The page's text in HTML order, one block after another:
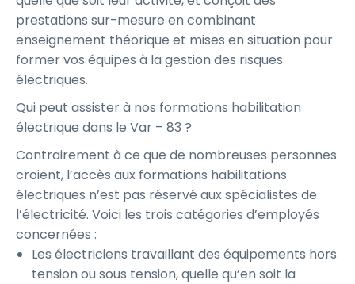
prestations sur-mesure en combinant
enseignement théorique et mises en situation pour
former vos équipes à la gestion des risques
électriques.
Qui peut assister à nos formations habilitation
électrique dans le Var – 83 ?
Contrairement à ce que de nombreuses personnes
croient, l’accès aux formations habilitations
électriques n’est pas réservé aux spécialistes de
l’électricité. Voici les trois catégories d’employés
concernées :
Les électriciens travaillant des équipements hors
tension ou sous tension, quelle qu’en soit la